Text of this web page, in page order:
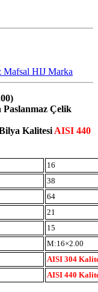
Mafsal HIJ Marka
Paslanmaz Çelik
Kalitesi AISI 440
16
38
64
21
15
M:16×2.00
AISI 304
AISI 440